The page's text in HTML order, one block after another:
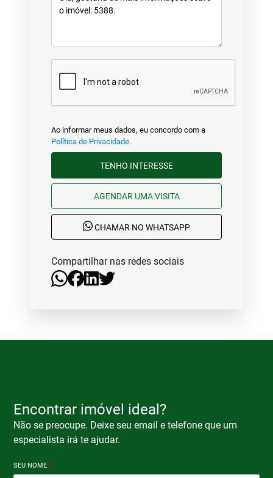
Ao informar meus dados, eu concordo com a
Política de Privacidade.
TENHO INTERESSE
AGENDAR UMA VISITA
CHAMAR NO WHATSAPP
Compartilhar nas redes sociais
Encontrar imóvel ideal?
Não se preocupe. Deixe seu email e telefone que um
especialista irá te ajudar.
SEU NOME*